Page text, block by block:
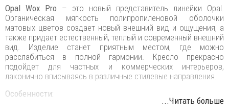
Opal Wox Pro – это новый представитель линейки Opal.
Органическая мягкость полипропиленовой оболочки
матовых цветов создает новый внешний вид и ощущения, а
также придает естественный, теплый и современный внешний
вид. Изделие станет приятным местом, где можно
расслабиться в полной гармонии. Кресло прекрасно
подойдет для частных и коммерческих интерьеров,
лаконично вписываясь в различные стилевые направления.
Особенности:
...Читать больше